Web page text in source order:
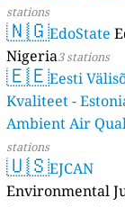
stations
🇳🇬EdoState
Nigeria3 stations
🇪🇪Eesti
Kvaliteet -
Ambient Air
stations
🇺🇸EJCAN
Environmental